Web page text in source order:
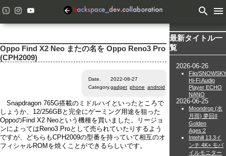
search menu
Oppo Find X2 Neo またの名を Oppo Reno3 Pro
(CPH2009)
Date.
2022-08-27
Category.gadget phone android
Snapdragon 765G搭載のミドルハイといったところで
しょうか、12/256GBと完全にゲーミング用途を狙った
OppoのFind X2 Neoという機種を買いました。リージョ
ンによってはReno3 Proとして売られていたりするよう
ですが、どちらもCPH2009の型番を持っていて相互のオ
フィシャルROMを焼くことができるらしいです。
最新タイトル一
覧
2026-06-26
Fiio/SNOWSKY
Hi-Fi Audio
Player ECHO
NANO
2026-06-25
Moondrop (水
月雨) 夢回II
Golden
Ages:2
Intehill 13.3イ
ンチ 4K+ モバ
イルモニター